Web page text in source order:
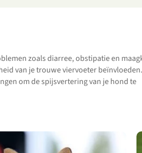
zoals diarree, obstipatie en
van je trouwe viervoeter
om de spijsvertering van je hond te